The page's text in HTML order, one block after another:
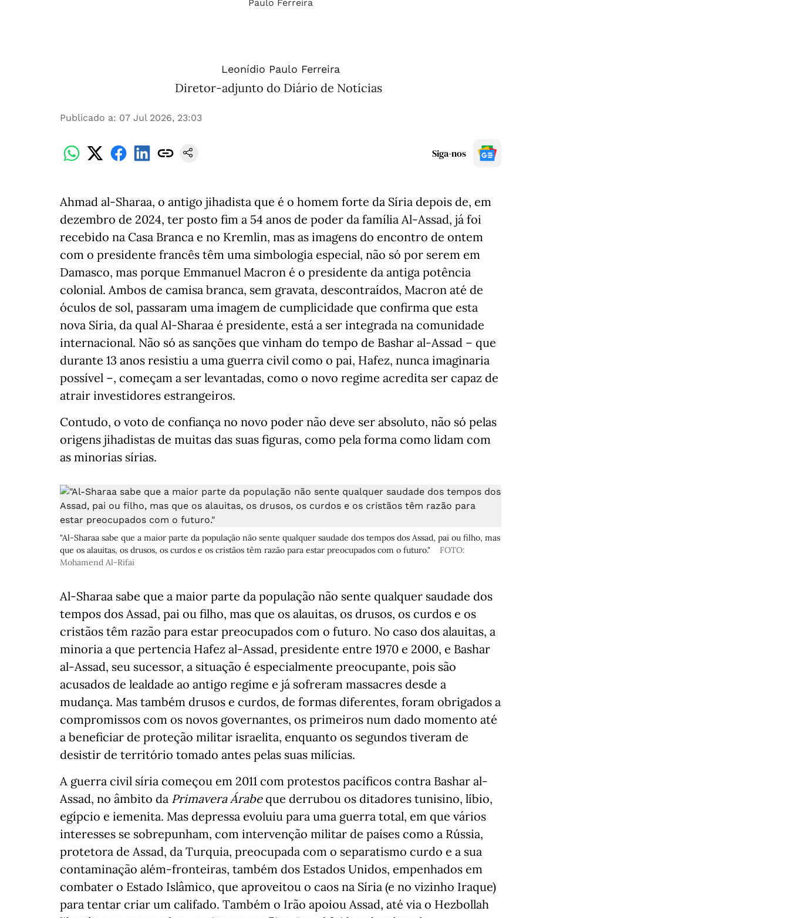
Leonídio Paulo Ferreira
Diretor-adjunto do Diário de Notícias
Publicado a: 07 Jul 2026, 23:03
Siga-nos
Ahmad al-Sharaa, o antigo jihadista que é o homem forte da Síria depois de, em
dezembro de 2024, ter posto fim a 54 anos de poder da família Al-Assad, já foi
recebido na Casa Branca e no Kremlin, mas as imagens do encontro de ontem
com o presidente francês têm uma simbologia especial, não só por serem em
Damasco, mas porque Emmanuel Macron é o presidente da antiga potência
colonial. Ambos de camisa branca, sem gravata, descontraídos, Macron até de
óculos de sol, passaram uma imagem de cumplicidade que confirma que esta
nova Síria, da qual Al-Sharaa é presidente, está a ser integrada na comunidade
internacional. Não só as sanções que vinham do tempo de Bashar al-Assad – que
durante 13 anos resistiu a uma guerra civil como o pai, Hafez, nunca imaginaria
possível –, começam a ser levantadas, como o novo regime acredita ser capaz de
atrair investidores estrangeiros.
Contudo, o voto de confiança no novo poder não deve ser absoluto, não só pelas
origens jihadistas de muitas das suas figuras, como pela forma como lidam com
as minorias sírias.
"Al-Sharaa sabe que a maior parte da população não sente qualquer saudade dos tempos dos Assad, pai ou filho, mas
que os alauitas, os drusos, os curdos e os cristãos têm razão para estar preocupados com o futuro."
FOTO:
Mohamend Al-Rifai
Al-Sharaa sabe que a maior parte da população não sente qualquer saudade dos
tempos dos Assad, pai ou filho, mas que os alauitas, os drusos, os curdos e os
cristãos têm razão para estar preocupados com o futuro. No caso dos alauitas, a
minoria a que pertencia Hafez al-Assad, presidente entre 1970 e 2000, e Bashar
al-Assad, seu sucessor, a situação é especialmente preocupante, pois são
acusados de lealdade ao antigo regime e já sofreram massacres desde a
mudança. Mas também drusos e curdos, de formas diferentes, foram obrigados a
compromissos com os novos governantes, os primeiros num dado momento até
a beneficiar de proteção militar israelita, enquanto os segundos tiveram de
desistir de território tomado antes pelas suas milícias.
A guerra civil síria começou em 2011 com protestos pacíficos contra Bashar al-
Assad, no âmbito da Primavera Árabeque derrubou os ditadores tunisino, líbio,
egípcio e iemenita. Mas depressa evoluiu para uma guerra total, em que vários
interesses se sobrepunham, com intervenção militar de países como a Rússia,
protetora de Assad, da Turquia, preocupada com o separatismo curdo e a sua
contaminação além-fronteiras, também dos Estados Unidos, empenhados em
combater o Estado Islâmico, que aproveitou o caos na Síria (e no vizinho Iraque)
para tentar criar um califado. Também o Irão apoiou Assad, até via o Hezbollah